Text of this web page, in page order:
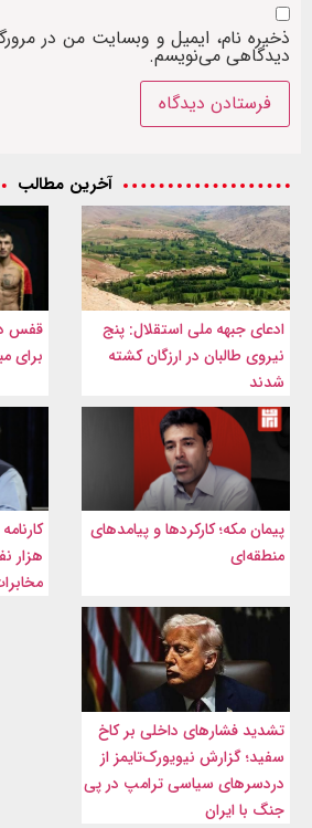
ذخیره نام، ایمیل و وبسایت من در
دیدگاهی می‌نویسم.
آخرین مطالب
ادعای جبهه ملی استقلال: پنج
نیروی طالبان در ارزگان کشته
شدند
قفس
برای
پیمان مکه؛ کارکردها و پیامدهای
منطقه‌ای
هزار
تشدید فشارهای داخلی بر کاخ
سفید؛ گزارش نیویورک‌تایمز از
دردسرهای سیاسی ترامپ در پی
جنگ با ایران